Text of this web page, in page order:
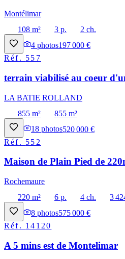
Montélimar
108 m²
3 p.
2 ch.
4 photos197 000 €
Réf. 557
terrain viabilisé au coeur
LA BATIE ROLLAND
855 m²
855 m²
18 photos520 000 €
Réf. 552
Maison de Plain Pied de
Rochemaure
220 m²
6 p. 4 ch.
3
8 photos575 000 €
Réf. 14120
A 5 mins est de Montelimar